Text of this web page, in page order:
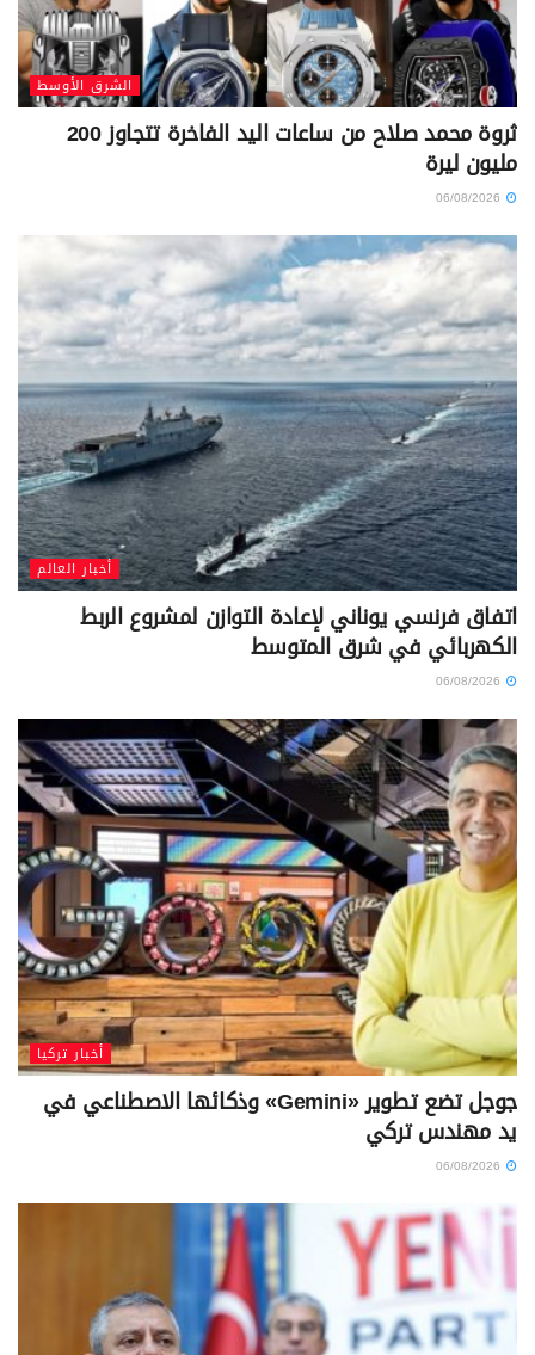
الشرق الأوسط
ثروة محمد صلاح من ساعات اليد الفاخرة تتجاوز 200
مليون ليرة
أخبار العالم
اتفاق فرنسي يوناني لإعادة التوازن لمشروع الربط
الكهربائي في شرق المتوسط
أخبار تركيا
جوجل تضع تطوير «Gemini» وذكائها الاصطناعي في
يد مهندس تركي